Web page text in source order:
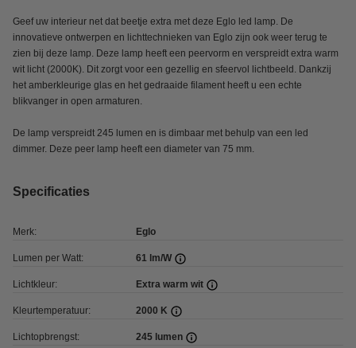
Geef uw interieur net dat beetje extra met deze Eglo led lamp. De
innovatieve ontwerpen en lichttechnieken van Eglo zijn ook weer terug te
zien bij deze lamp. Deze lamp heeft een peervorm en verspreidt extra warm
wit licht (2000K). Dit zorgt voor een gezellig en sfeervol lichtbeeld. Dankzij
het amberkleurige glas en het gedraaide filament heeft u een echte
blikvanger in open armaturen.
De lamp verspreidt 245 lumen en is dimbaar met behulp van een led
dimmer. Deze peer lamp heeft een diameter van 75 mm.
Specificaties
Merk: Eglo
Lumen per Watt: 61 lm/W
Lichtkleur: Extra warm wit
Kleurtemperatuur: 2000 K
Lichtopbrengst: 245 lumen